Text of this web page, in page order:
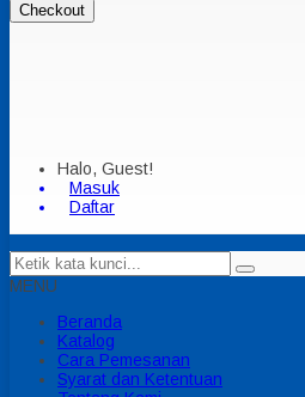
Checkout
Halo, Guest!
Masuk
Daftar
MENU
Beranda
Katalog
Cara Pemesanan
Syarat dan Ketentuan